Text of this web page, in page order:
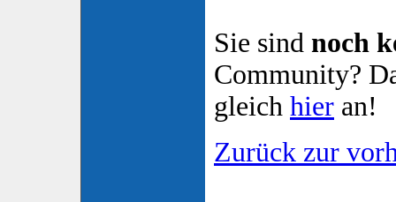
Sie sind noch
Community?
gleich hier an!
Zurück zur